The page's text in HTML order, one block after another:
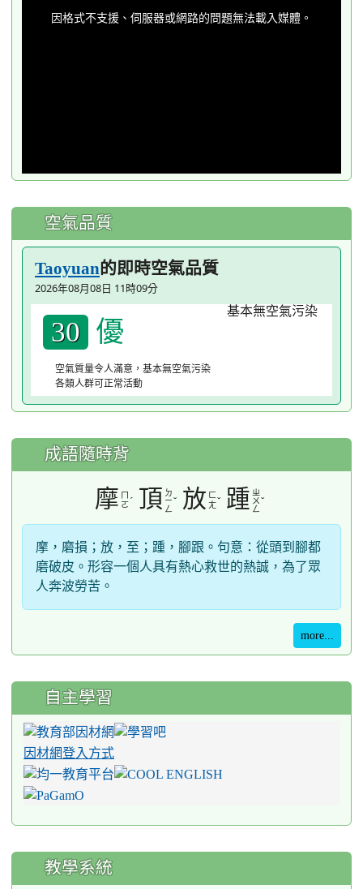
因格式不支援、伺服器或網路的問題無法載入媒體。
空氣品質
Taoyuan的即時空氣品質
2026年08月08日 11時09分
30 優
空氣質量令人滿意，基本無空氣污染
各類人群可正常活動
成語隨時背
摩 ㄇ
ㄛˊ 頂 ㄉ
ㄧ
ㄥ
ˇ 放 ㄈ
ㄤˇ 踵 ㄓ
ㄨ
ㄥ
ˇ
摩，磨損；放，至；踵，腳跟。句意：從頭到腳都
磨破皮。形容一個人具有熱心救世的熱誠，為了眾
人奔波勞苦。
more...
自主學習
因材網登入方式
教學系統